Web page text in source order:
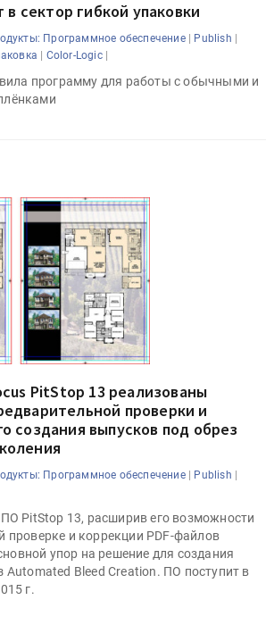
сектор гибкой упаковки
Программное обеспечение| Publish |
| Color-Logic|
программу для работы с обычными и
PitStop 13 реализованы
проверки и
создания выпусков под обрез
Программное обеспечение| Publish |
PitStop 13, расширив его возможности
проверке и коррекции PDF-файлов
упор на решение для создания
Automated Bleed Creation. ПО поступит в
г.